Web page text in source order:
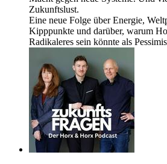
Zukunftslust.
Eine neue Folge über Energie,
Kipppunkte und darüber, warum
Radikaleres sein könnte als